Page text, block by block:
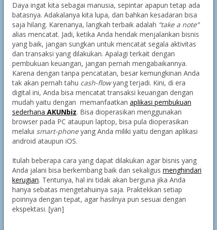
Daya ingat kita sebagai manusia, sepintar apapun tetap ada
batasnya. Adakalanya kita lupa, dan bahkan kesadaran bisa
saja hilang. Karenanya, langkah terbaik adalah “take a note”
alias mencatat. Jadi, ketika Anda hendak menjalankan bisnis
yang baik, jangan sungkan untuk mencatat segala aktivitas
dan transaksi yang dilakukan. Apalagi terkait dengan
pembukuan keuangan, jangan pernah mengabaikannya.
Karena dengan tanpa pencatatan, besar kemungkinan Anda
tak akan pernah tahu cash-flowyang terjadi. Kini, di era
digital ini, Anda bisa mencatat transaksi keuangan dengan
mudah yaitu dengan memanfaatkan aplikasi pembukuan
sederhana AKUNbiz. Bisa dioperasikan menggunakan
browser pada PC ataupun laptop, bisa pula dioperasikan
melalui smart-phoneyang Anda miliki yaitu dengan aplikasi
android ataupun iOS.
Itulah beberapa cara yang dapat dilakukan agar bisnis yang
Anda jalani bisa berkembang baik dan sekaligus menghindari
kerugian. Tentunya, hal ini tidak akan berguna jika Anda
hanya sebatas mengetahuinya saja. Praktekkan setiap
poinnya dengan tepat, agar hasilnya pun sesuai dengan
ekspektasi. [yan]